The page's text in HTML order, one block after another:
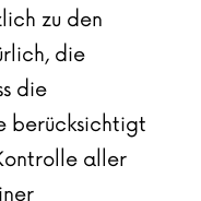
zu den
die
die
berücksichtigt
aller